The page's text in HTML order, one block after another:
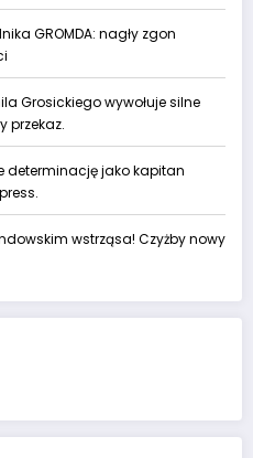
GROMDA: nagły zgon
Grosickiego wywołuje silne
przekaz.
determinację jako kapitan
wstrząsa! Czyżby nowy